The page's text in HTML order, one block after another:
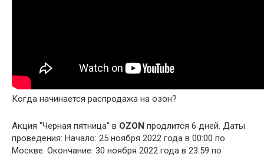
Когда начинается распродажа на озон?
Акция "Черная пятница" в OZON продлится 6 дней. Даты
проведения: Начало: 25 ноября 2022 года в 00:00 по
Москве. Окончание: 30 ноября 2022 года в 23:59 по